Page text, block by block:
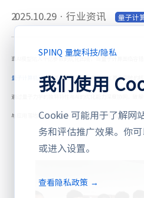
2025.10.29 · 行业资讯 量子计
当AI模型陷入千亿参数的优化困境，当量子计算面临容
量子计算机设计的跨界创新范式，重新定义算力突破的
通过量子力学的独特特性与AI的优化能力深度协同，破
与应用落地障碍，为量子计算的实用化按下“加速键”。
SPINQ 量旋科技/隐私
我们使用
Cookie 可能用于了解网
务和评估推广效果。你
或进入设置。
查看隐私政策 →